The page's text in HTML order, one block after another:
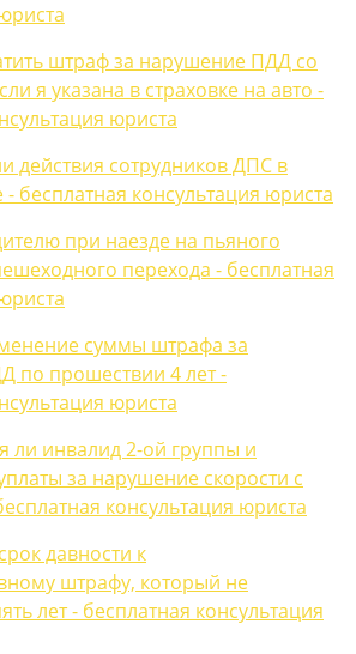
штраф за нарушение ПДД со
я указана в страховке на авто -
юриста
действия сотрудников ДПС в
бесплатная консультация юриста
при наезде на пьяного
перехода - бесплатная
суммы штрафа за
по прошествии 4 лет -
юриста
ли инвалид 2-ой группы и
за нарушение скорости с
консультация юриста
давности к
штрафу, который не
лет - бесплатная консультация